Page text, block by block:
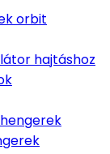
orbit
hajtáshoz